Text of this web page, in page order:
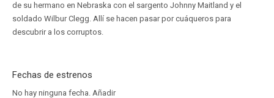
de su hermano en Nebraska con el sargento Johnny Maitland y el
soldado Wilbur Clegg. Allí se hacen pasar por cuáqueros para
descubrir a los corruptos.
Fechas de estrenos
No hay ninguna fecha. Añadir